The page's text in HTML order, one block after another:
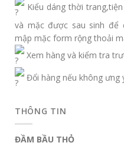
Kiểu dáng thời
và mặc được sau sinh để
mập mặc form rộng thoải
Xem hàng và kiểm tra
Đổi hàng nếu không ưng
THÔNG TIN
ĐẦM BẦU THỎ